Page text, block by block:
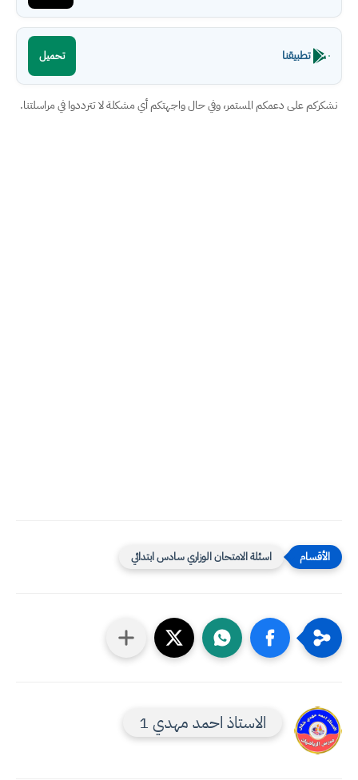
تطبيقنا تحميل
نشكركم على دعمكم المستمر، وفي حال واجهتكم أي مشكلة لا تترددوا في مراسلتنا.
اسئلة الامتحان الوزاري سادس ابتدائي
الاستاذ احمد مهدي 1